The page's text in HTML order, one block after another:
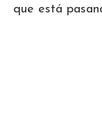
que está